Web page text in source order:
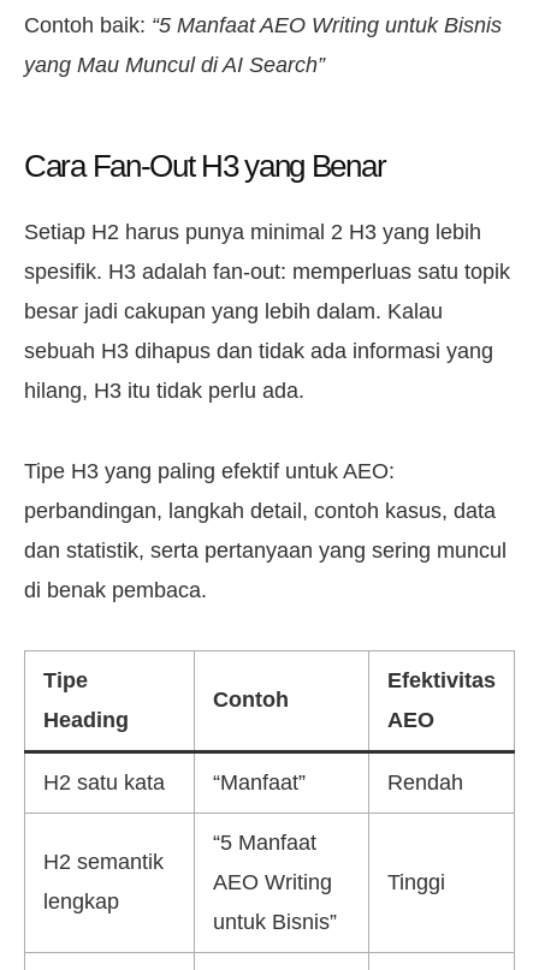
Contoh baik: “5 Manfaat AEO Writing untuk Bisnis
yang Mau Muncul di AI Search”
Cara Fan-Out H3 yang Benar
Setiap H2 harus punya minimal 2 H3 yang lebih
spesifik. H3 adalah fan-out: memperluas satu topik
besar jadi cakupan yang lebih dalam. Kalau
sebuah H3 dihapus dan tidak ada informasi yang
hilang, H3 itu tidak perlu ada.
Tipe H3 yang paling efektif untuk AEO:
perbandingan, langkah detail, contoh kasus, data
dan statistik, serta pertanyaan yang sering muncul
di benak pembaca.
Tipe
Heading
Contoh
Efektivitas
AEO
H2 satu kata “Manfaat” Rendah
H2 semantik
lengkap
“5 Manfaat
AEO Writing
untuk Bisnis”
Tinggi